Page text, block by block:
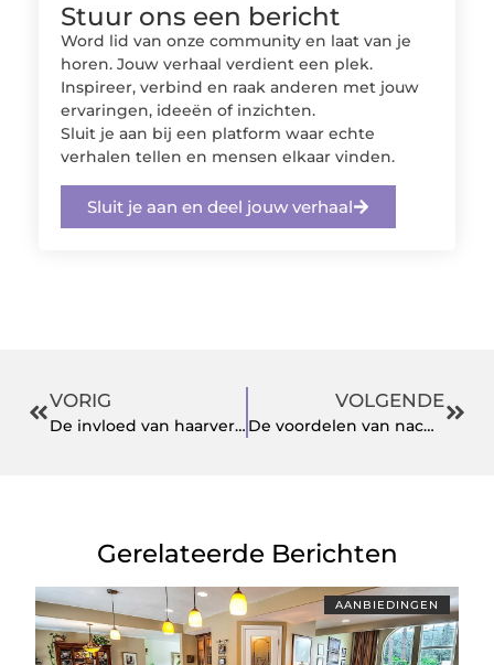
Stuur ons een bericht
Word lid van onze community en laat van je
horen. Jouw verhaal verdient een plek.
Inspireer, verbind en raak anderen met jouw
ervaringen, ideeën of inzichten.
Sluit je aan bij een platform waar echte
verhalen tellen en mensen elkaar vinden.
Sluit je aan en deel jouw verhaal
VORIG
De invloed van haarverf op je dagelijkse look
VOLGENDE
De voordelen van nachtwerk in Eindhoven voor studenten
Gerelateerde Berichten
AANBIEDINGEN